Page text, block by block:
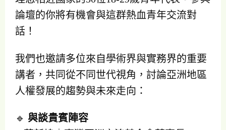
論壇的你將有機會與這群熱血青年交流對
話！
我們也邀請多位來自學術界與實務界的重要
講者，共同從不同世代視角，討論亞洲地區
人權發展的趨勢與未來走向：
🔹 與談貴賓陣容